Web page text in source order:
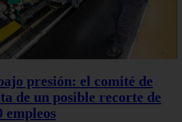
presión: el comité de
de un posible recorte de
empleos